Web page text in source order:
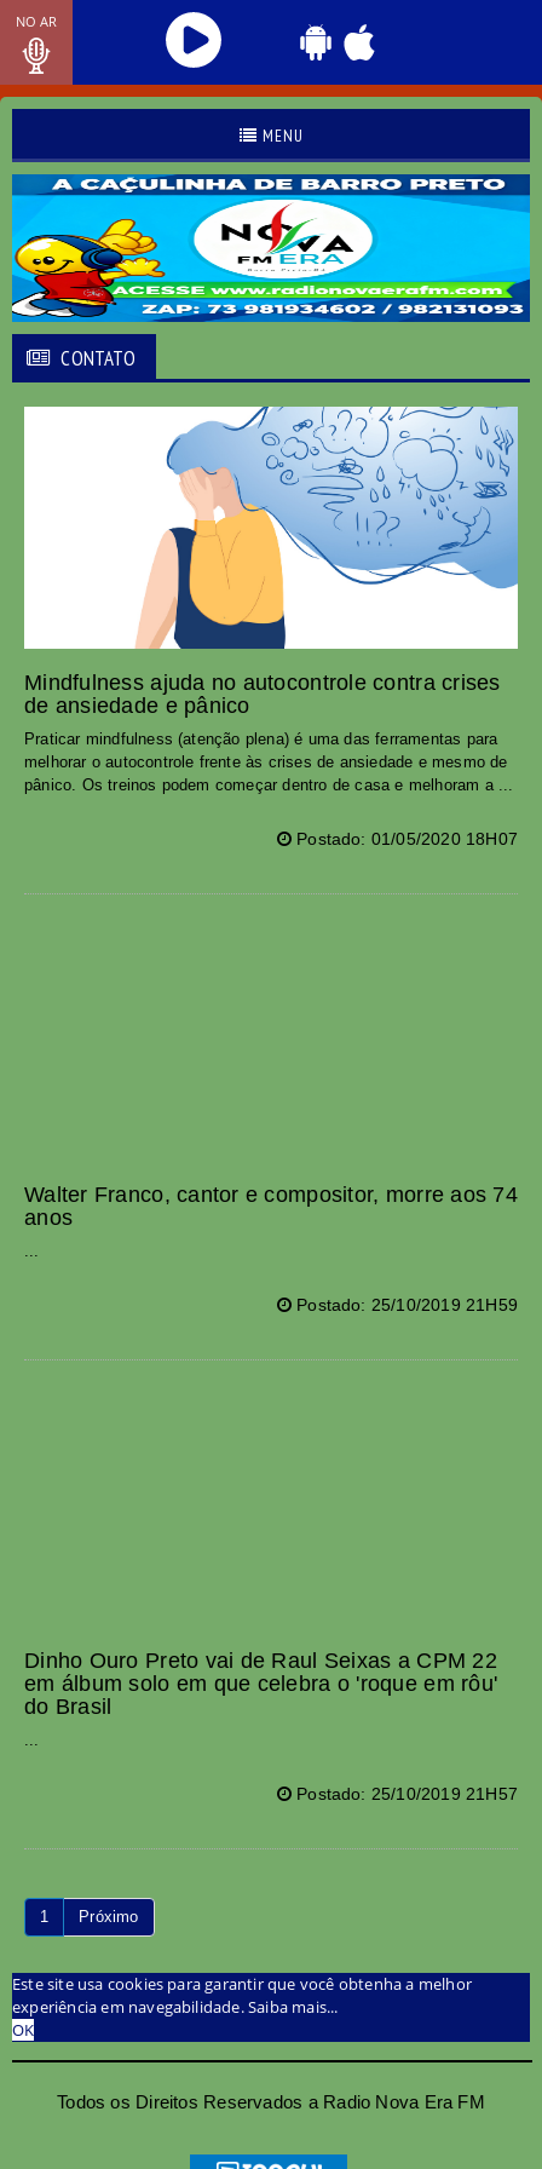
NO AR
MENU
CONTATO
Mindfulness ajuda no autocontrole contra crises
de ansiedade e pânico
Praticar mindfulness (atenção plena) é uma das ferramentas para
melhorar o autocontrole frente às crises de ansiedade e mesmo de
pânico. Os treinos podem começar dentro de casa e melhoram a ...
Postado: 01/05/2020 18H07
Walter Franco, cantor e compositor, morre aos 74
anos
...
Postado: 25/10/2019 21H59
Dinho Ouro Preto vai de Raul Seixas a CPM 22
em álbum solo em que celebra o 'roque em rôu'
do Brasil
...
Postado: 25/10/2019 21H57
1 Próximo
Este site usa cookies para garantir que você obtenha a melhor
experiência em navegabilidade.Saiba mais...
OK
Todos os Direitos Reservados a Radio Nova Era FM